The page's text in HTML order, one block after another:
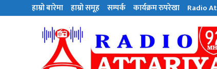
हाम्राे बारेमा हाम्राे समूह सम्पर्क कार्यक्रम रुपरेखा Radio